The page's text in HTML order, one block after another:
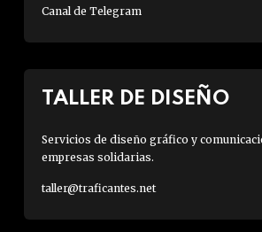
Canal de Telegram
TALLER DE DISEÑO
Servicios de diseño gráfico y
empresas solidarias.
taller@traficantes.net